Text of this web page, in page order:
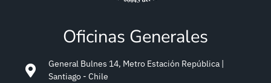
Oficinas Generales
General Bulnes 14, Metro Estación República |
Santiago - Chile